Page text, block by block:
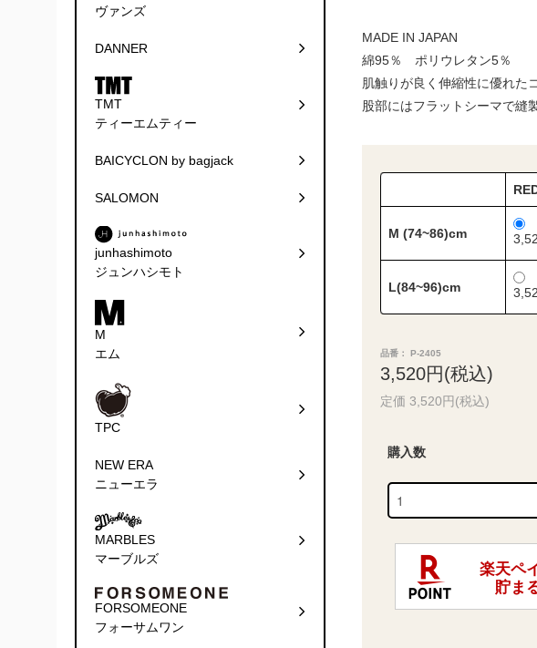
MADE IN JAPAN
綿95％ ポリウレタン5％
肌触りが良く伸縮性に優れた
股部にはフラットシーマで縫
M (74~86)cm
L(84~96)cm
品番： P-2405
3,520円(税込)
定価 3,520円(税込)
購入数
ヴァンズ
DANNER
TMT
ティーエムティー
BAICYCLON by bagjack
SALOMON
junhashimoto
ジュンハシモト
M
エム
TPC
NEW ERA
ニューエラ
MARBLES
マーブルズ
FORSOMEONE
フォーサムワン